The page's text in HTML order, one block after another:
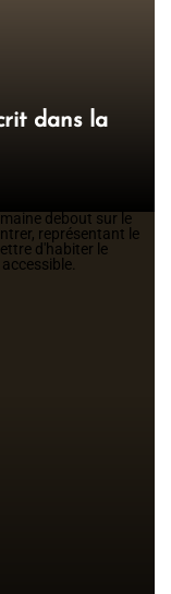
dans la